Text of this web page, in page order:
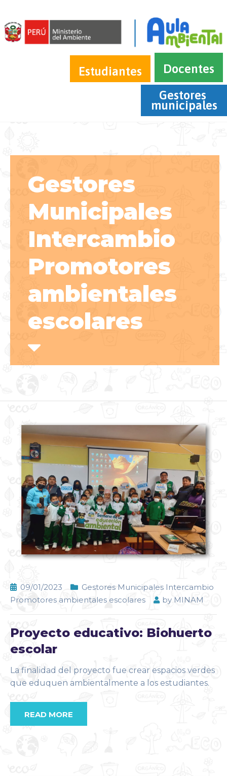
Estudiantes
Docentes
Gestores
municipales
Gestores
Municipales
Intercambio
Promotores
ambientales
escolares
09/01/2023
Gestores Municipales Intercambio
Promotores ambientales escolares
by MINAM
Proyecto educativo: Biohuerto
escolar
La finalidad del proyecto fue crear espacios verdes
que eduquen ambientalmente a los estudiantes.
READ MORE